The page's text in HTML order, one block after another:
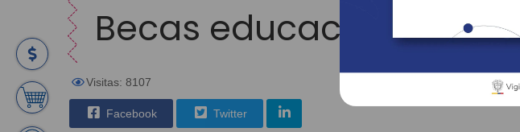
Becas educación
Visitas: 8107
Facebook Twitter